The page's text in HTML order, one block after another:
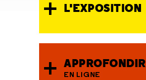
L'EXPOSITION
APPROFONDIR
EN LIGNE